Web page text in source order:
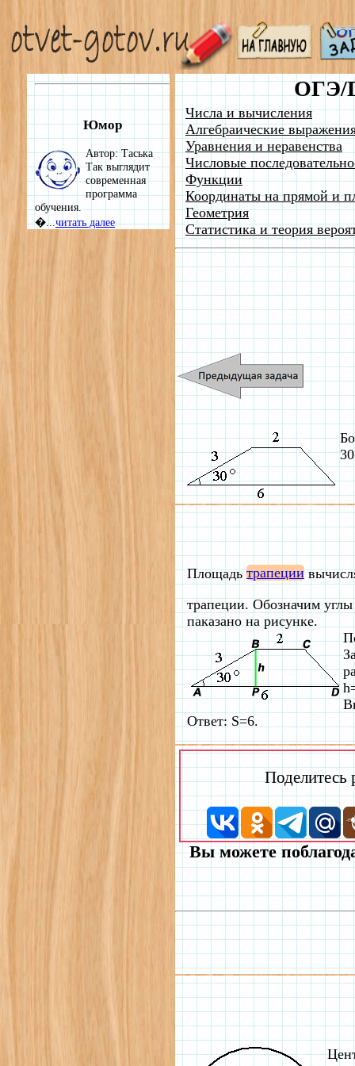
Юмор
Автор: Таська
Так выглядит
современная
программа
обучения.
�...читать далее
ОГЭ/
Числа и вычисления
Алгебраические
Уравнения и неравенства
Числовые
Функции
Координаты на прямой и
Геометрия
Статистика и теория
Площадьтрапеции
трапеции. Обозначим
паказано на рисунке.
Ответ: S=6.
Поделитесь
Вы можете